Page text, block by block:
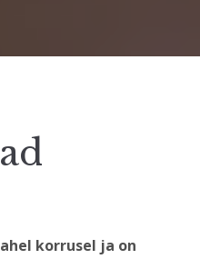
korrusel ja on